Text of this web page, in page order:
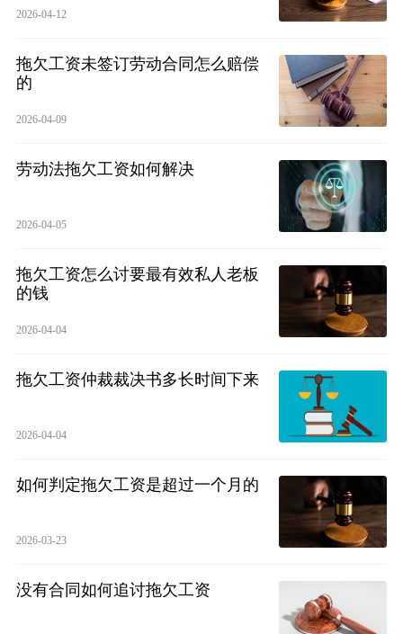
2026-04-12
拖欠工资未签订劳动合同怎么赔偿
的
2026-04-09
劳动法拖欠工资如何解决
2026-04-05
拖欠工资怎么讨要最有效私人老板
的钱
2026-04-04
拖欠工资仲裁裁决书多长时间下来
2026-04-04
如何判定拖欠工资是超过一个月的
2026-03-23
没有合同如何追讨拖欠工资